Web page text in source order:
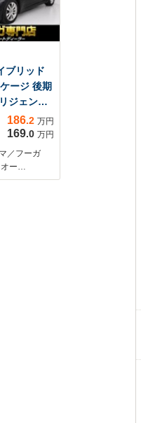
ブリッド
ージ 後期
ジェント
マ―ジェ
ーキ/アラ
ー/クリア
ー/18イン
フレザー/
HDDマル
186.2 万円
169.0 万円
／フーガ
ー…